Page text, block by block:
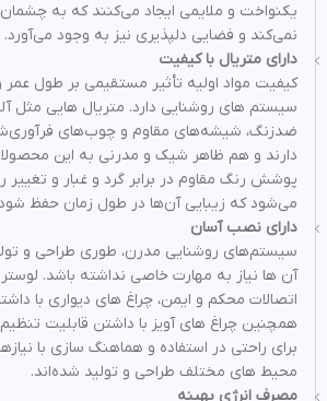
یکنواخت و ملایمی ایجاد می‌کنند که به
نمی‌کند و فضایی دلپذیری نیز به وجود می‌آورد.
دارای متریال با کیفیت
کیفیت مواد اولیه تأثیر مستقیمی بر طول عمر و
سیستم‌ های روشنایی دارد. متریال‌ هایی مثل
ضدزنگ، شیشه‌های مقاوم و چوب‌های
دارند و هم ظاهر شیک و مدرنی به این
پوشش رنگ مقاوم در برابر گرد و غبار و
می‌شود که زیبایی آن‌ها در طول زمان حفظ
دارای نصب آسان
سیستم‌های روشنایی مدرن، طوری طراحی و
آن‌ ها نیاز به مهارت خاصی نداشته باشد.
اتصالات محکم و ایمن، چراغ‌ های دیواری با
همچنین چراغ‌ های آویز با داشتن قابلیت
برای راحتی در استفاده و هماهنگ‌ سازی با
محیط های مختلف طراحی و تولید شده‌اند.
مصرف انرژی بهینه